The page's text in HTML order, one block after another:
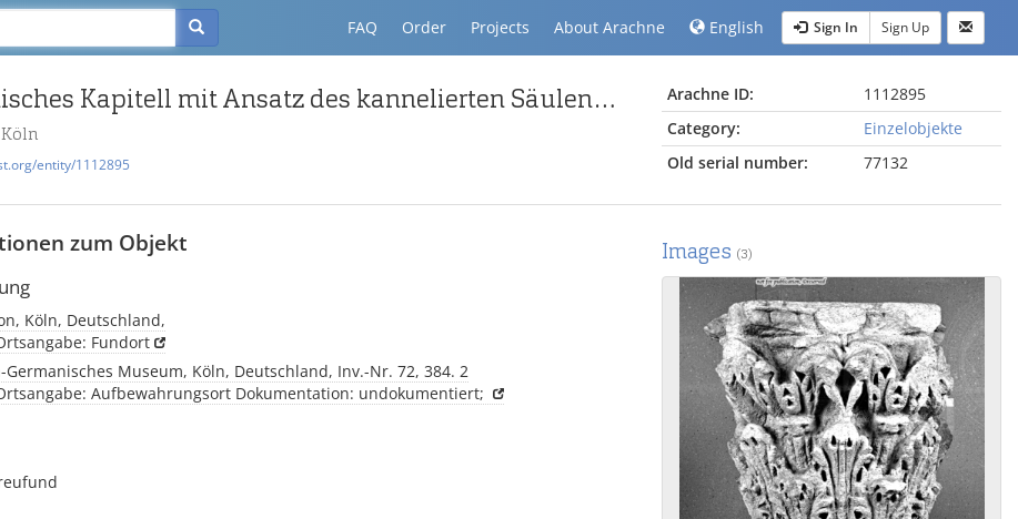
FAQ Order Projects About Arachne English Sign In Sign Up
korinthisches Kapitell mit Ansatz des kannelierten Säulenschaftes
Köln
entity/1112895
Arachne ID:
1112895
Category:
Einzelobjekte
Old serial number:
77132
zum Objekt
Köln, Deutschland,
Fundort
Germanisches Museum, Köln, Deutschland, Inv.-Nr. 72, 384. 2
Aufbewahrungsort Dokumentation: undokumentiert;
Images (3)